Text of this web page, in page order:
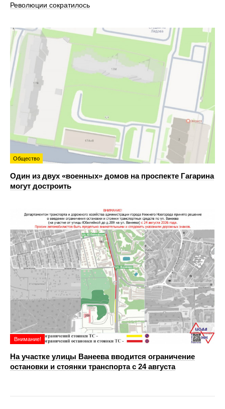
Революции сократилось
Общество
Один из двух «военных» домов на проспекте Гагарина
могут достроить
Внимание!
На участке улицы Ванеева вводится ограничение
остановки и стоянки транспорта с 24 августа